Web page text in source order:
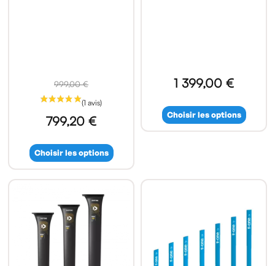
999,00 €
799,20 €
Choisir les options
1 399,00 €
Choisir les options